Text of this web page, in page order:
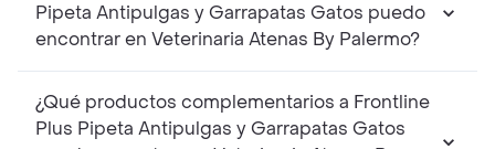
Pipeta Antipulgas y Garrapatas Gatos puedo
encontrar en Veterinaria Atenas By Palermo?
¿Qué productos complementarios a Frontline
Plus Pipeta Antipulgas y Garrapatas Gatos